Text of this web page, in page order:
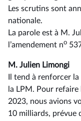
Les scrutins sont
nationale.
La parole est à M.
l’amendement no
M. Julien Limongi
Il tend à renforcer
la LPM. Pour refaire
2023, nous avions
10 milliards, prévue